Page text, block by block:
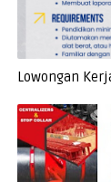
Lowongan